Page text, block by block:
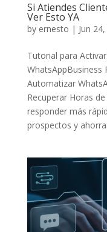
Si Atiendes
Ver Esto YA
by ernesto | Jun
Tutorial para
Automatizar
Recuperar Horas
responder más
prospectos y